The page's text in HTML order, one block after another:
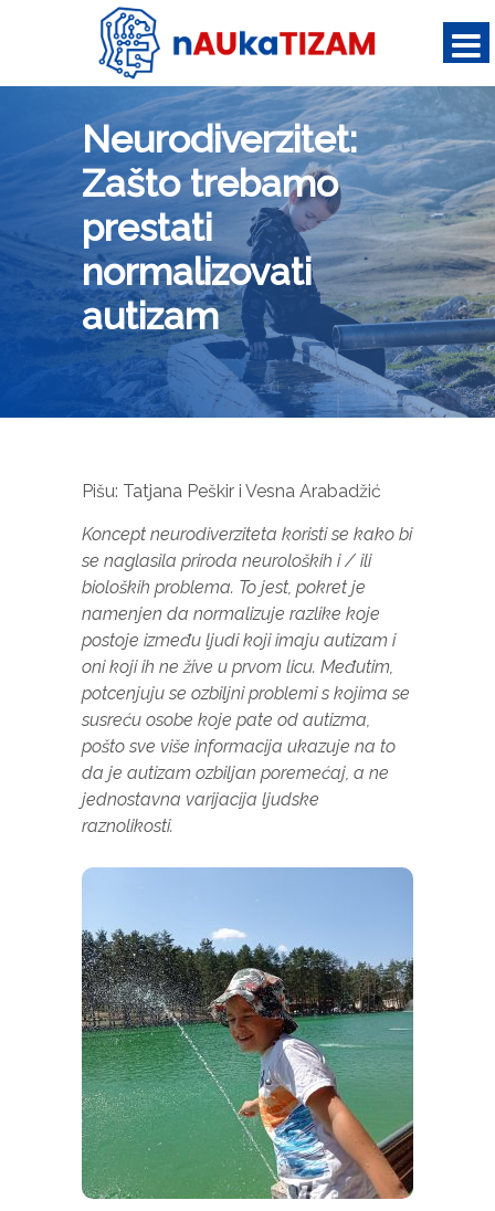
Neurodiverzitet:
Zašto trebamo
prestati
normalizovati
autizam
Pišu: Tatjana Peškir i Vesna Arabadžić
Koncept neurodiverziteta koristi se kako bi
se naglasila priroda neuroloških i / ili
bioloških problema. To jest, pokret je
namenjen da normalizuje razlike koje
postoje između ljudi koji imaju autizam i
oni koji ih ne žive u prvom licu. Međutim,
potcenjuju se ozbiljni problemi s kojima se
susreću osobe koje pate od autizma,
pošto sve više informacija ukazuje na to
da je autizam ozbiljan poremećaj, a ne
jednostavna varijacija ljudske
raznolikosti.
Ovi kolačići
nisu izborni.
Oni su
potrebni za
funkcioniranje
web stranice.
Statistika
Kako bismo
poboljšali
funkcionalnost